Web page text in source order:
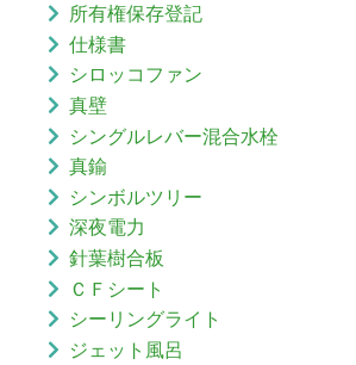
所有権保存登記
仕様書
シロッコファン
真壁
シングルレバー混合水栓
真鍮
シンボルツリー
深夜電力
針葉樹合板
ＣＦシート
シーリングライト
ジェット風呂